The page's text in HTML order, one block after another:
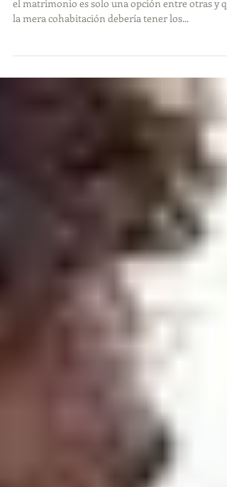
importante para la sociedad
el matrimonio es solo una opción entre otras y